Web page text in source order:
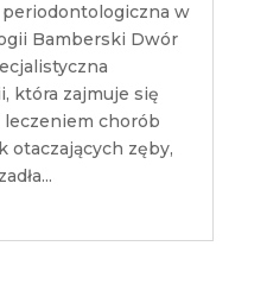
w
Bamberski Dwór
która zajmuje się
chorób
otaczających zęby,